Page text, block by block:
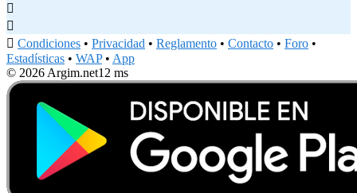


 Condiciones • Privacidad • Reglamento • Contacto • Foro •
Estadísticas • WAP• App
© 2026 Argim.net12 ms